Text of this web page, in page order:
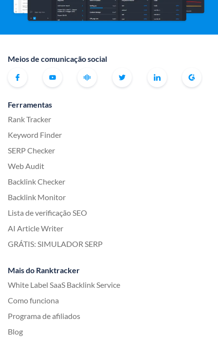
Meios de comunicação social
Ferramentas
Rank Tracker
Keyword Finder
SERP Checker
Web Audit
Backlink Checker
Backlink Monitor
Lista de verificação SEO
AI Article Writer
GRÁTIS: SIMULADOR SERP
Mais do Ranktracker
White Label SaaS Backlink Service
Como funciona
Programa de afiliados
Blog